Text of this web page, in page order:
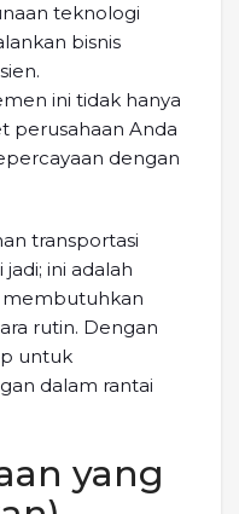
teknologi
bisnis
ini tidak hanya
perusahaan Anda
dengan
transportasi
ini adalah
membutuhkan
rutin. Dengan
untuk
dalam rantai
yang